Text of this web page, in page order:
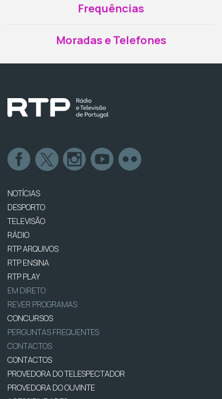
Frequências
Moradas e Telefones
NOTÍCIAS
DESPORTO
TELEVISÃO
RÁDIO
RTP ARQUIVOS
RTP ENSINA
RTP PLAY
EM DIRETO
REVER PROGRAMAS
CONCURSOS
PERGUNTAS FREQUENTES
CONTACTOS
CONTACTOS
PROVEDORA DO TELESPECTADOR
PROVEDORA DO OUVINTE